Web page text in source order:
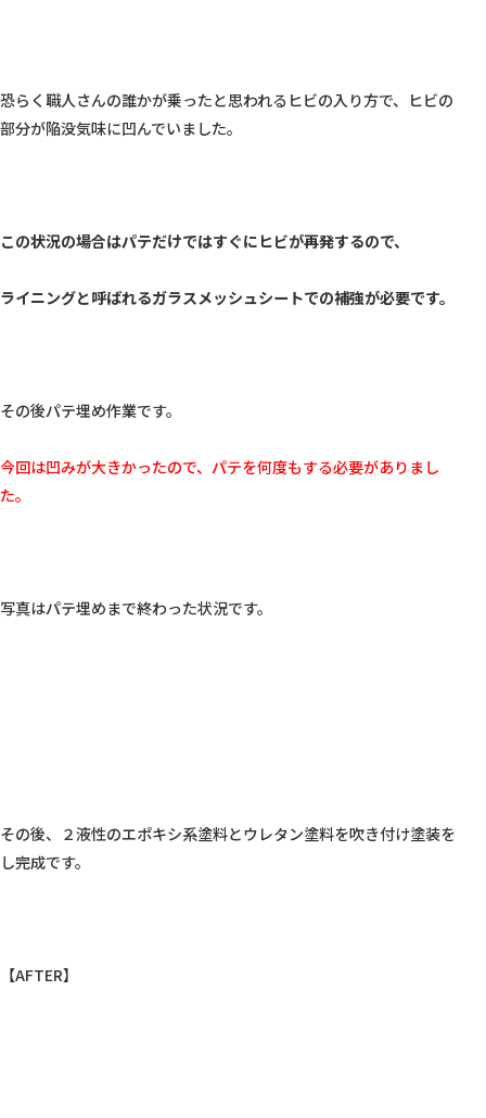
恐らく職人さんの誰かが乗ったと思われるヒビの入り方で、ヒビの
部分が陥没気味に凹んでいました。
この状況の場合はパテだけではすぐにヒビが再発するので、
ライニングと呼ばれるガラスメッシュシートでの補強が必要です。
その後パテ埋め作業です。
今回は凹みが大きかったので、パテを何度もする必要がありまし
た。
写真はパテ埋めまで終わった状況です。
その後、２液性のエポキシ系塗料とウレタン塗料を吹き付け塗装を
し完成です。
【AFTER】